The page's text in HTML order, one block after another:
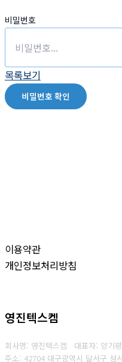
비밀번호
목록보기
비밀번호 확인
이용약관
개인정보처리방침
영진텍스켐
회사명: 영진텍스켐 대표자: 양기
주소: 42704 대구광역시 달서구 성